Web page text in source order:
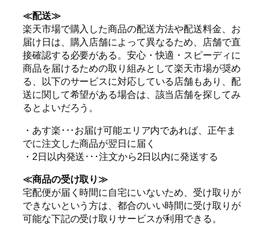
≪配送≫
楽天市場で購入した商品の配送方法や配送料金、お
届け日は、購入店舗によって異なるため、店舗で直
接確認する必要がある。安心・快適・スピーディに
商品を届けるための取り組みとして楽天市場が奨め
る、以下のサービスに対応している店舗もあり、配
送に関して希望がある場合は、該当店舗を探してみ
るとよいだろう。
・あす楽･･･お届け可能エリア内であれば、正午ま
でに注文した商品が翌日に届く
・2日以内発送･･･注文から2日以内に発送する
≪商品の受け取り≫
宅配便が届く時間に自宅にいないため、受け取りが
できないという方は、都合のいい時間に受け取りが
可能な下記の受け取りサービスが利用できる。